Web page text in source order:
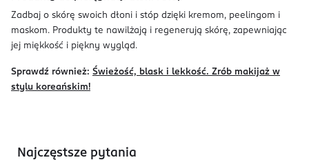
Zadbaj o skórę swoich dłoni i stóp dzięki kremom, peelingom i
maskom. Produkty te nawilżają i regenerują skórę, zapewniając
jej miękkość i piękny wygląd.
Sprawdź również: Świeżość, blask i lekkość. Zrób makijaż w
stylu koreańskim!
Najczęstsze pytania